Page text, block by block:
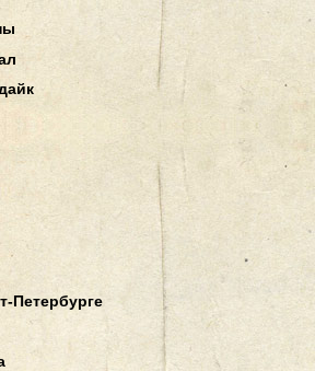
Петербурге